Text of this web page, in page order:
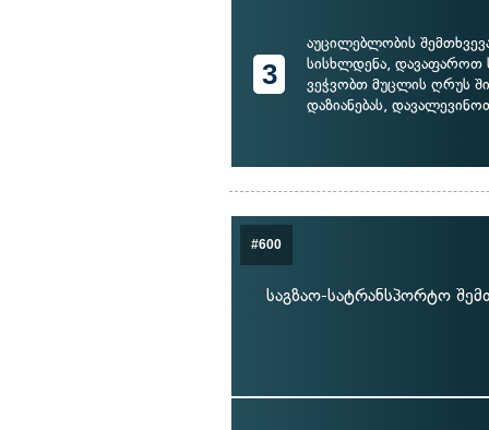
3
აუცილებლობის
სისხლდენა, დავაფაროთ
ვეჭვობთ მუცლის ღრუს
დაზიანებას,
#600
საგზაო-სატრანსპორტო